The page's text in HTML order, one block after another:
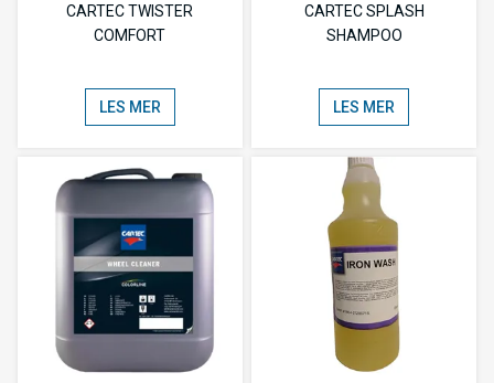
CARTEC TWISTER
COMFORT
LES MER
CARTEC SPLASH
SHAMPOO
LES MER